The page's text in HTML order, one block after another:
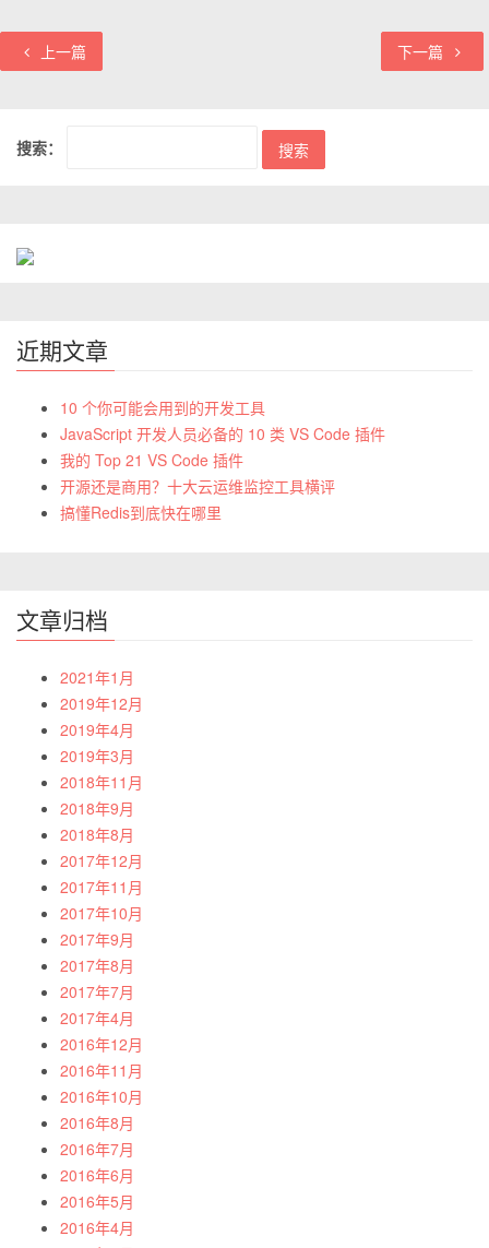
上一篇 下一篇
搜索：
近期文章
10 个你可能会用到的开发工具
JavaScript 开发人员必备的 10 类 VS Code 插件
我的 Top 21 VS Code 插件
开源还是商用？十大云运维监控工具横评
搞懂Redis到底快在哪里
文章归档
2021年1月
2019年12月
2019年4月
2019年3月
2018年11月
2018年9月
2018年8月
2017年12月
2017年11月
2017年10月
2017年9月
2017年8月
2017年7月
2017年4月
2016年12月
2016年11月
2016年10月
2016年8月
2016年7月
2016年6月
2016年5月
2016年4月